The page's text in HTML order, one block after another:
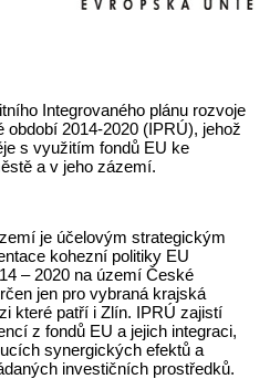
Integrovaného plánu rozvoje
2014-2020 (IPRÚ), jehož
s využitím fondů EU ke
a v jeho zázemí.
je účelovým strategickým
kohezní politiky EU
– 2020 na území České
jen pro vybraná krajská
které patří i Zlín. IPRÚ zajistí
z fondů EU a jejich integraci,
synergických efektů a
investičních prostředků.